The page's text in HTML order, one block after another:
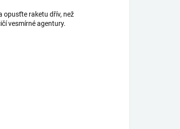
opusťte raketu dřív, než
vesmírné agentury.